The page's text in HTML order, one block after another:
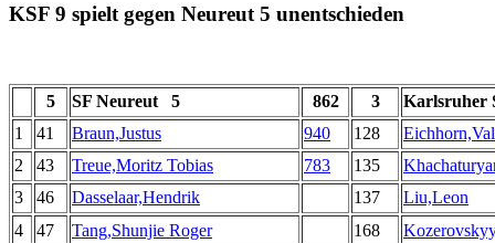
KSF 9 spielt gegen Neureut 5 unentschieden
5 SF Neureut 5 862 3
Karlsruher
1
41 Braun,Justus 940 128
2
43 Treue,Moritz Tobias 783 135
3
46 Dasselaar,Hendrik 137
Liu,Leon
4
47 Tang,Shunjie Roger 168